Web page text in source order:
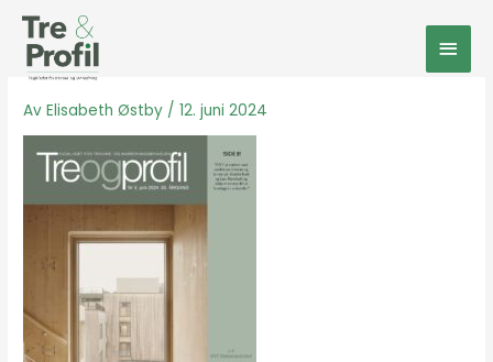
Hopp
rett
Av Elisabeth Østby /12. juni 2024